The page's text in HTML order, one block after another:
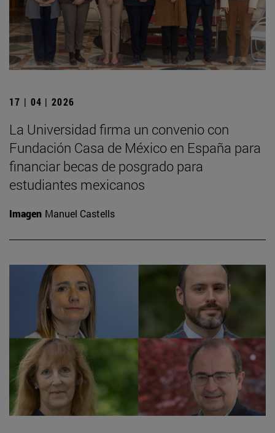
17 | 04 | 2026
La Universidad firma un convenio con
Fundación Casa de México en España para
financiar becas de posgrado para
estudiantes mexicanos
Imagen Manuel Castells